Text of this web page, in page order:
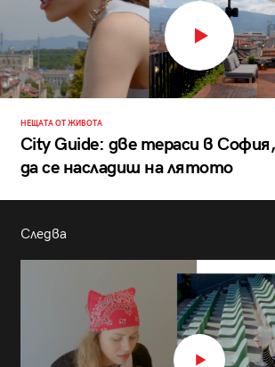
НЕЩАТА ОТ ЖИВОТА
City Guide: две тераси в
да се насладиш на лятото
Следва